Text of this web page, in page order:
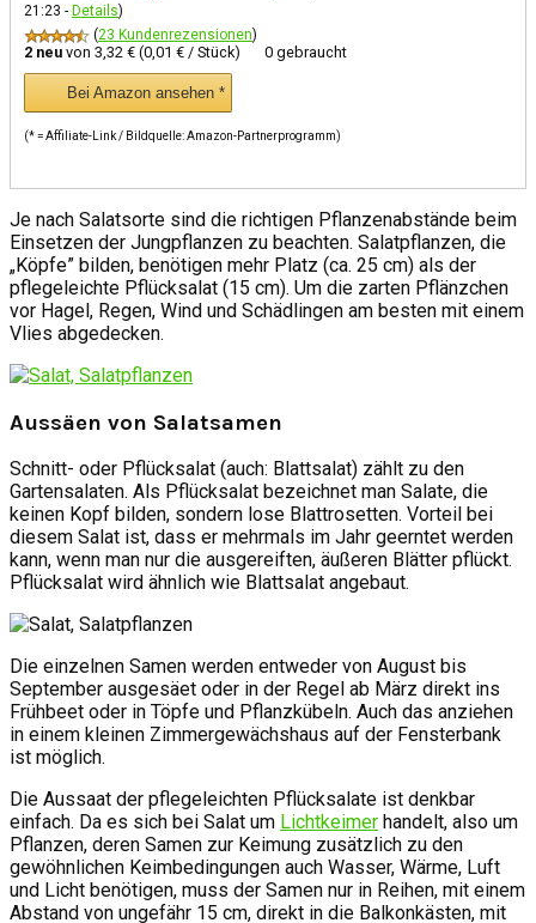
21:23 - Details)
(23 Kundenrezensionen)
2 neu von 3,32 € (0,01 € / Stück) 0 gebraucht
Bei Amazon ansehen *
(* = Affiliate-Link / Bildquelle: Amazon-Partnerprogramm)
Je nach Salatsorte sind die richtigen Pflanzenabstände beim
Einsetzen der Jungpflanzen zu beachten. Salatpflanzen, die
„Köpfe” bilden, benötigen mehr Platz (ca. 25 cm) als der
pflegeleichte Pflücksalat (15 cm). Um die zarten Pflänzchen
vor Hagel, Regen, Wind und Schädlingen am besten mit einem
Vlies abgedecken.
Aussäen von Salatsamen
Schnitt- oder Pflücksalat (auch: Blattsalat) zählt zu den
Gartensalaten. Als Pflücksalat bezeichnet man Salate, die
keinen Kopf bilden, sondern lose Blattrosetten. Vorteil bei
diesem Salat ist, dass er mehrmals im Jahr geerntet werden
kann, wenn man nur die ausgereiften, äußeren Blätter pflückt.
Pflücksalat wird ähnlich wie Blattsalat angebaut.
Die einzelnen Samen werden entweder von August bis
September ausgesäet oder in der Regel ab März direkt ins
Frühbeet oder in Töpfe und Pflanzkübeln. Auch das anziehen
in einem kleinen Zimmergewächshaus auf der Fensterbank
ist möglich.
Die Aussaat der pflegeleichten Pflücksalate ist denkbar
einfach. Da es sich bei Salat um Lichtkeimer handelt, also um
Pflanzen, deren Samen zur Keimung zusätzlich zu den
gewöhnlichen Keimbedingungen auch Wasser, Wärme, Luft
und Licht benötigen, muss der Samen nur in Reihen, mit einem
Abstand von ungefähr 15 cm, direkt in die Balkonkästen, mit